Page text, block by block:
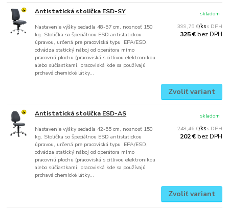
Antistatická stolička ESD-SY
Nastavenie výšky sedadla 48-57 cm, nosnosť 150
kg. Stolička so špeciálnou ESD antistatickou
úpravou, určená pre pracoviská typu EPA/ESD,
odvádza statický náboj od operátora mimo
pracovnú plochu (pracoviská s citlivou elektronikou
alebo súčiastkami, pracoviská kde sa používajú
prchavé chemické látky...
399,75 €/ks
325 €bez DPH
skladom
Zvoliť variant
Antistatická stolička ESD-AS
Nastavenie výšky sedadla 42-55 cm, nosnosť 150
kg. Stolička so špeciálnou ESD antistatickou
úpravou, určená pre pracoviská typu EPA/ESD,
odvádza statický náboj od operátora mimo
pracovnú plochu (pracoviská s citlivou elektronikou
alebo súčiastkami, pracoviská kde sa používajú
prchavé chemické látky...
248,46 €/ks
202 €bez DPH
skladom
Zvoliť variant